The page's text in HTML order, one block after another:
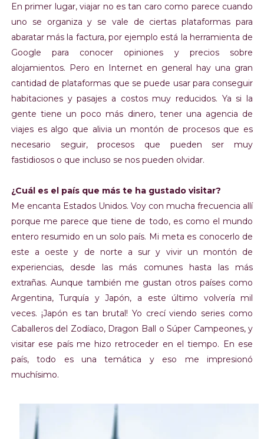
En primer lugar, viajar no es tan caro como parece cuando
uno se organiza y se vale de ciertas plataformas para
abaratar más la factura, por ejemplo está la herramienta de
Google para conocer opiniones y precios sobre
alojamientos. Pero en Internet en general hay una gran
cantidad de plataformas que se puede usar para conseguir
habitaciones y pasajes a costos muy reducidos. Ya si la
gente tiene un poco más dinero, tener una agencia de
viajes es algo que alivia un montón de procesos que es
necesario seguir, procesos que pueden ser muy
fastidiosos o que incluso se nos pueden olvidar.
¿Cuál es el país que más te ha gustado visitar?
Me encanta Estados Unidos. Voy con mucha frecuencia allí
porque me parece que tiene de todo, es como el mundo
entero resumido en un solo país. Mi meta es conocerlo de
este a oeste y de norte a sur y vivir un montón de
experiencias, desde las más comunes hasta las más
extrañas. Aunque también me gustan otros países como
Argentina, Turquía y Japón, a este último volvería mil
veces. ¡Japón es tan brutal! Yo crecí viendo series como
Caballeros del Zodíaco, Dragon Ball o Súper Campeones, y
visitar ese país me hizo retroceder en el tiempo. En ese
país, todo es una temática y eso me impresionó
muchísimo.